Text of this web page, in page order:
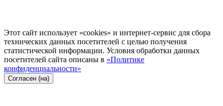
Этот сайт использует «cookies» и интернет-сервис для сбора
технических данных посетителей с целью получения
статистической информации. Условия обработки данных
посетителей сайта описаны в «Политике
конфиденциальности»
Согласен (на)